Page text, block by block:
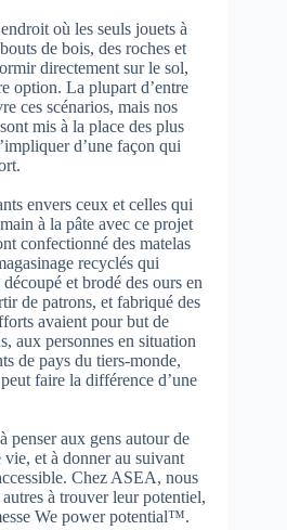
où les seuls jouets à
de bois, des roches et
directement sur le sol,
option. La plupart d’entre
ces scénarios, mais nos
mis à la place des plus
d’une façon qui
envers ceux et celles qui
à la pâte avec ce projet
confectionné des matelas
recyclés qui
et brodé des ours en
de patrons, et fabriqué des
avaient pour but de
aux personnes en situation
de pays du tiers-monde,
faire la différence d’une
penser aux gens autour de
et à donner au suivant
Chez ASEA, nous
à trouver leur potentiel,
We power potential™.